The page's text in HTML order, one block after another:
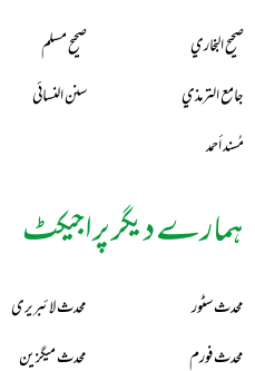
صحيح البخاري صحيح مسلم
جامع الترمذي
سنن النسائي
مُسند أحمد
ہمارے دیگر پراجیکٹ
محدث سٹور محدث لائبریری
محدث فورم
محدث میگزین